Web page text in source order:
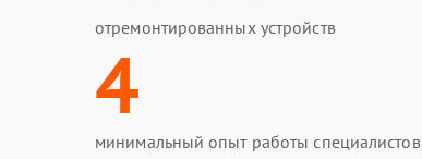
отремонтированных устройств
4
минимальный опыт работы специалистов